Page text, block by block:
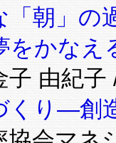
「朝」
をかな
子 由紀子
くり―創